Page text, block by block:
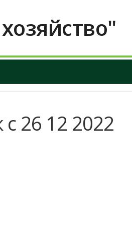
с 26 12 2022